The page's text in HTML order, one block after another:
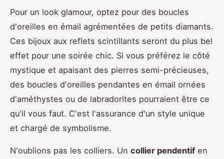
Pour un look glamour, optez pour des boucles
d'oreilles en émail agrémentées de petits diamants.
Ces bijoux aux reflets scintillants seront du plus bel
effet pour une soirée chic. Si vous préférez le côté
mystique et apaisant des pierres semi-précieuses,
des boucles d'oreilles pendantes en émail ornées
d'améthystes ou de labradorites pourraient être ce
qu'il vous faut. C'est l'assurance d'un style unique
et chargé de symbolisme.
N'oublions pas les colliers. Un collier pendentif en